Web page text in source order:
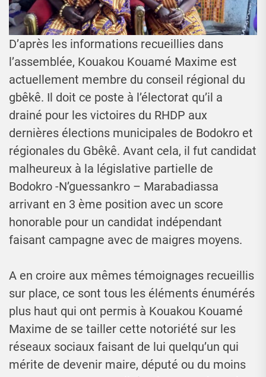
D’après les informations recueillies dans
l’assemblée, Kouakou Kouamé Maxime est
actuellement membre du conseil régional du
gbêkê. Il doit ce poste à l’électorat qu’il a
drainé pour les victoires du RHDP aux
dernières élections municipales de Bodokro et
régionales du Gbêkê. Avant cela, il fut candidat
malheureux à la législative partielle de
Bodokro -N’guessankro – Marabadiassa
arrivant en 3 ème position avec un score
honorable pour un candidat indépendant
faisant campagne avec de maigres moyens.
A en croire aux mêmes témoignages recueillis
sur place, ce sont tous les éléments énumérés
plus haut qui ont permis à Kouakou Kouamé
Maxime de se tailler cette notoriété sur les
réseaux sociaux faisant de lui quelqu’un qui
mérite de devenir maire, député ou du moins